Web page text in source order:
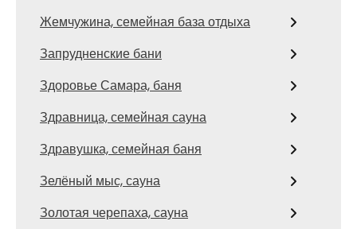
Жемчужина, семейная база отдыха
Запрудненские бани
Здоровье Самара, баня
Здравница, семейная сауна
Здравушка, семейная баня
Зелёный мыс, сауна
Золотая черепаха, сауна